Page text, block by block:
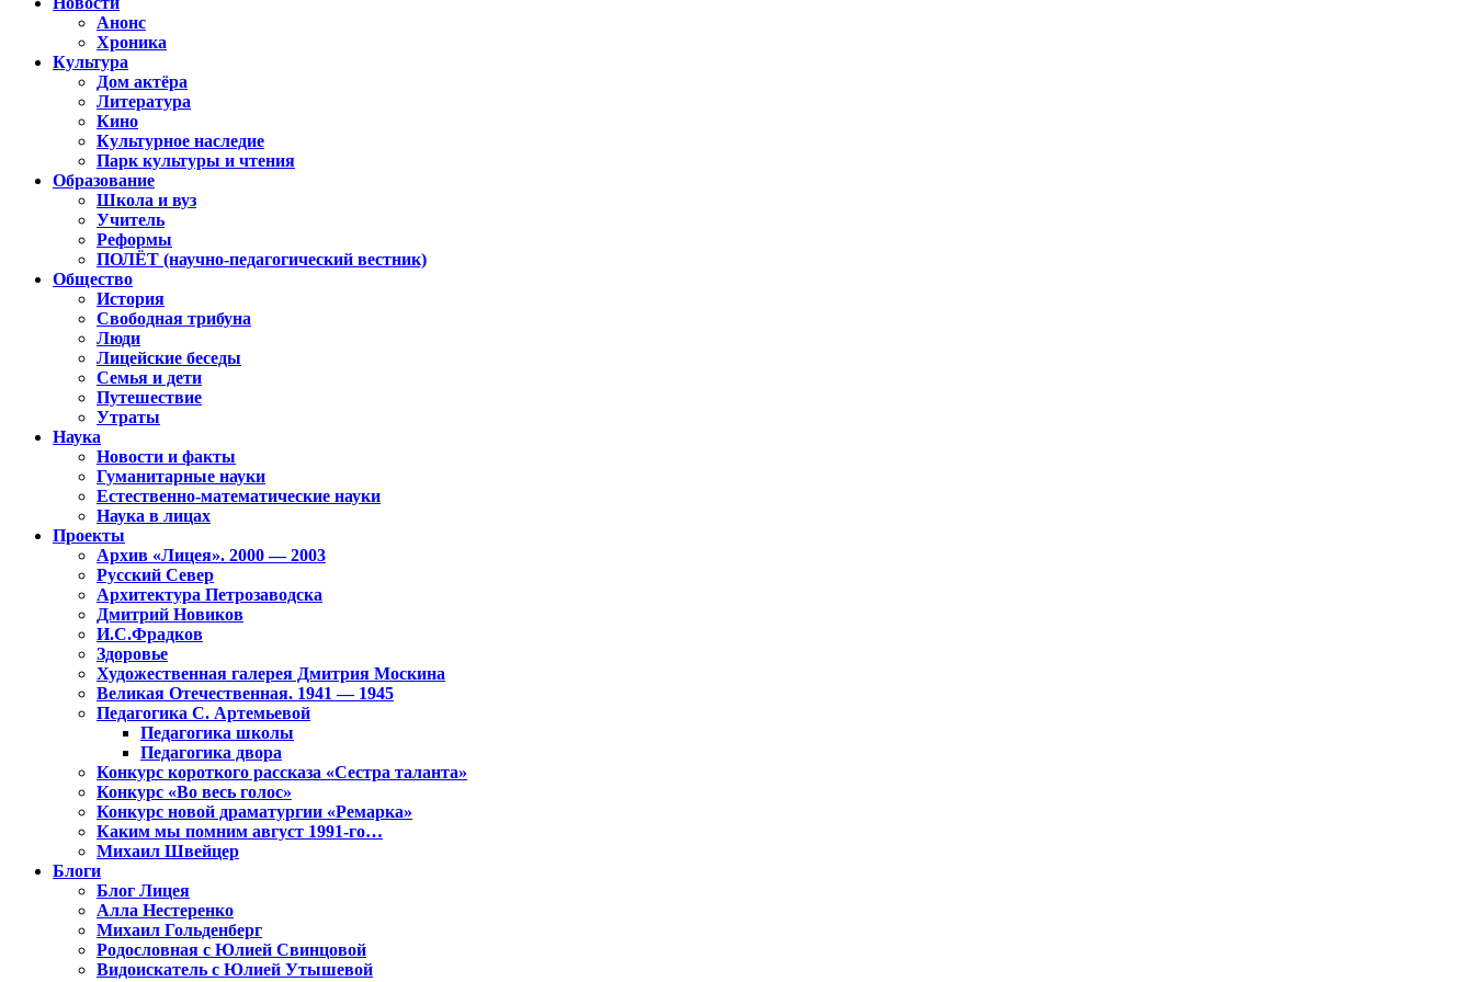
Анонс
Хроника
Культура
Дом актёра
Литература
Кино
Культурное наследие
Парк культуры и чтения
Образование
Школа и вуз
Учитель
Реформы
ПОЛЁТ (научно-педагогический вестник)
Общество
История
Свободная трибуна
Люди
Лицейские беседы
Семья и дети
Путешествие
Утраты
Наука
Новости и факты
Гуманитарные науки
Естественно-математические науки
Наука в лицах
Проекты
Архив «Лицея». 2000 — 2003
Русский Север
Архитектура Петрозаводска
Дмитрий Новиков
И.С.Фрадков
Здоровье
Художественная галерея Дмитрия Москина
Великая Отечественная. 1941 — 1945
Педагогика С. Артемьевой
Педагогика школы
Педагогика двора
Конкурс короткого рассказа «Сестра таланта»
Конкурс «Во весь голос»
Конкурс новой драматургии «Ремарка»
Каким мы помним август 1991-го…
Михаил Швейцер
Блоги
Блог Лицея
Алла Нестеренко
Михаил Гольденберг
Родословная с Юлией Свинцовой
Видоискатель с Юлией Утышевой